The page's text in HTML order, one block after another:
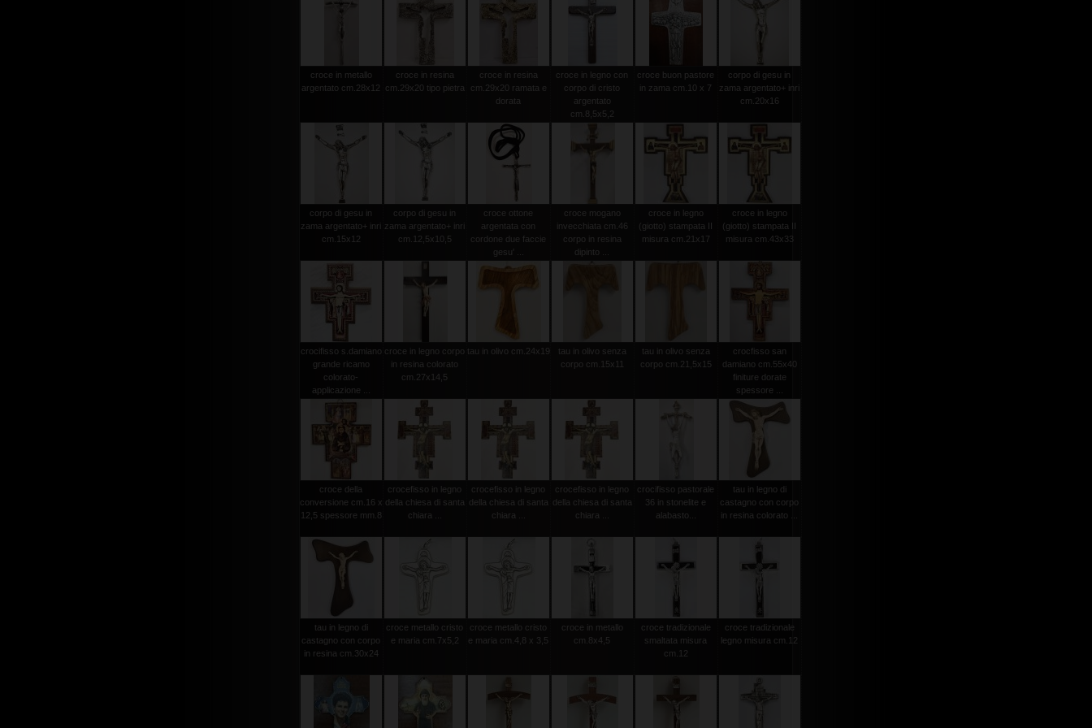
croce in metallo
argentato cm.28x12
croce in resina
cm.29x20 tipo pietra
croce in resina
cm.29x20 ramata e
dorata
croce in legno con
corpo di cristo
argentato
cm.8,5x5,2
croce buon pastore
in zama cm.10 x 7
corpo di gesu in
zama argentato+ inri
cm.20x16
corpo di gesu in
zama argentato+ inri
cm.15x12
corpo di gesu in
zama argentato+ inri
cm.12,5x10,5
croce ottone
argentata con
cordone due faccie
gesu' ...
croce mogano
invecchiata cm.46
corpo in resina
dipinto ...
croce in legno
(giotto) stampata II
misura cm.21x17
croce in legno
(giotto) stampata II
misura cm.43x33
crocifisso s.damiano
grande ricamo
colorato-
applicazione ...
croce in legno corpo
in resina colorato
cm.27x14,5
tau in olivo cm.24x19
tau in olivo senza
corpo cm.15x11
tau in olivo senza
corpo cm.21,5x15
crocfisso san
damiano cm.55x40
finiture dorate
spessore ...
croce della
conversione cm.16 x
12,5 spessore mm.8
crocefisso in legno
della chiesa di santa
chiara ...
crocefisso in legno
della chiesa di santa
chiara ...
crocefisso in legno
della chiesa di santa
chiara ...
crocifisso pastorale
36 in stonelite e
alabasto...
tau in legno di
castagno con corpo
in resina colorato ...
tau in legno di
castagno con corpo
in resina cm.30x24
croce metallo cristo
e maria cm.7x5,2
croce metallo cristo
e maria cm.4,8 x 3,5
croce in metallo
cm.8x4,5
croce tradizionale
smaltata misura
cm.12
croce tradizionale
legno misura cm.12